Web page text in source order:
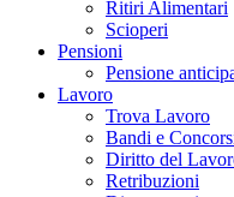
Ritiri Alimentari
Scioperi
Pensioni
Pensione
Lavoro
Trova Lavoro
Bandi e
Diritto del
Retribuzioni